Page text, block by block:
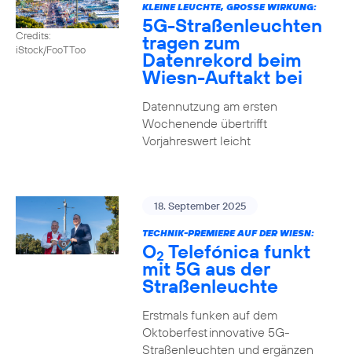
Credits:
iStock/FooTToo
KLEINE LEUCHTE, GROSSE WIRKUNG:
5G-Straßenleuchten
tragen zum
Datenrekord beim
Wiesn-Auftakt bei
Datennutzung am ersten
Wochenende übertrifft
Vorjahreswert leicht
18. September 2025
TECHNIK-PREMIERE AUF DER WIESN:
O2 Telefónica funkt
mit 5G aus der
Straßenleuchte
Erstmals funken auf dem
Oktoberfest innovative 5G-
Straßenleuchten und ergänzen